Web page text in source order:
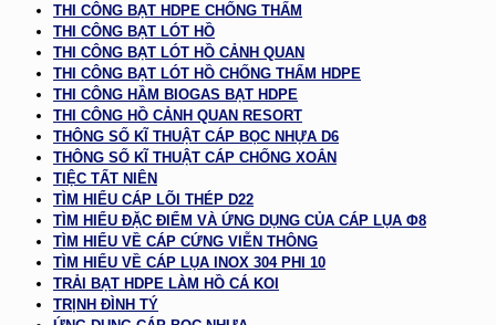
THI CÔNG BẠT HDPE CHỐNG THẤM
THI CÔNG BẠT LÓT HỒ
THI CÔNG BẠT LÓT HỒ CẢNH QUAN
THI CÔNG BẠT LÓT HỒ CHỐNG THẤM HDPE
THI CÔNG HẦM BIOGAS BẠT HDPE
THI CÔNG HỒ CẢNH QUAN RESORT
THÔNG SỐ KĨ THUẬT CÁP BỌC NHỰA D6
THÔNG SỐ KĨ THUẬT CÁP CHỐNG XOẮN
TIỆC TẤT NIÊN
TÌM HIỂU CÁP LÕI THÉP D22
TÌM HIỂU ĐẶC ĐIỂM VÀ ỨNG DỤNG CỦA CÁP LỤA Φ8
TÌM HIỂU VỀ CÁP CỨNG VIỄN THÔNG
TÌM HIỂU VỀ CÁP LỤA INOX 304 PHI 10
TRẢI BẠT HDPE LÀM HỒ CÁ KOI
TRỊNH ĐÌNH TÝ